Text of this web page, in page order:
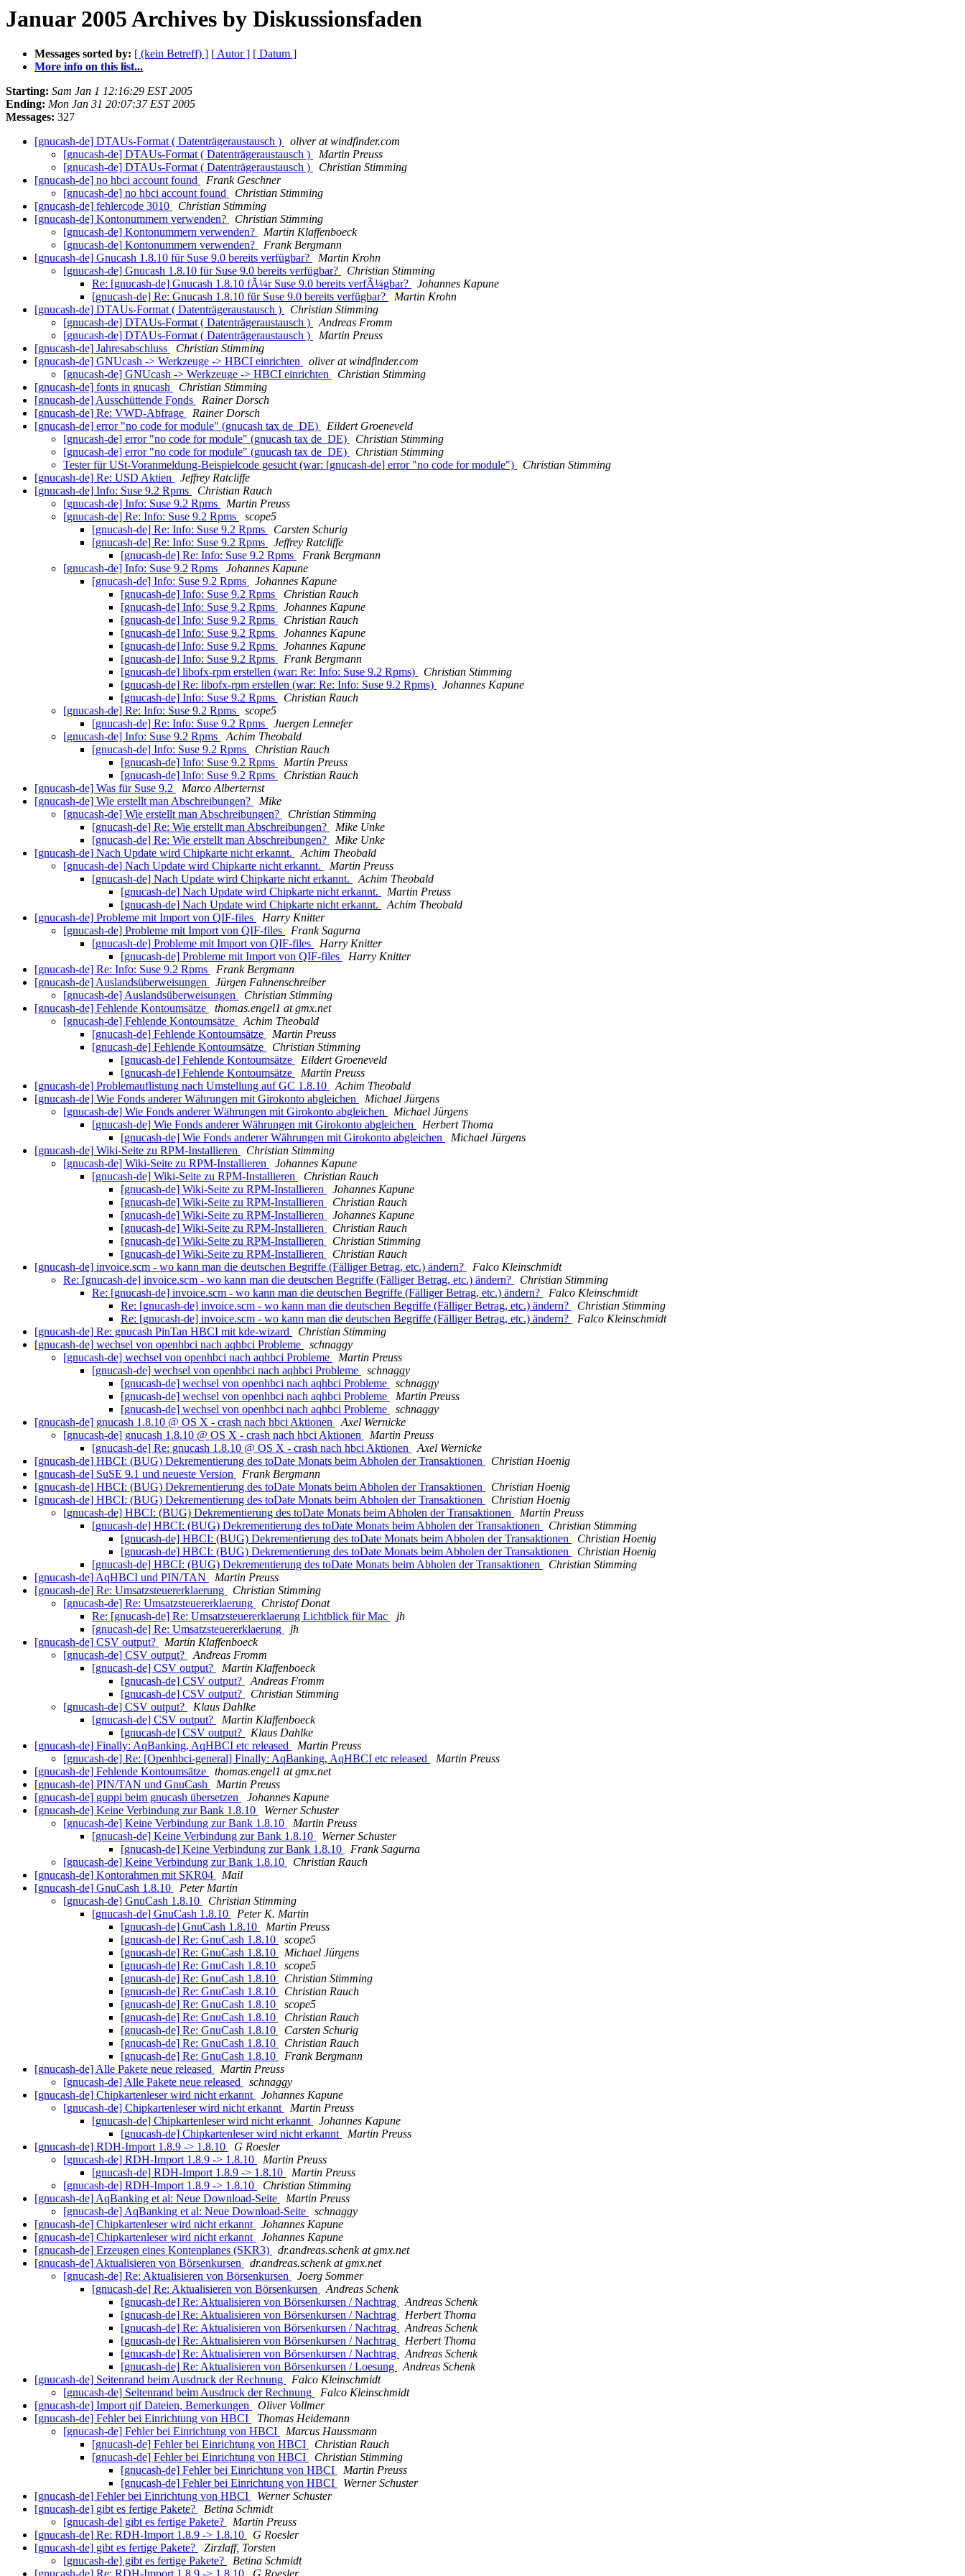
Januar 2005 Archives by Diskussionsfaden
Messages sorted by: [ (kein Betreff) ] [ Autor ] [ Datum ]
More info on this list...
Starting: Sam Jan 1 12:16:29 EST 2005
Ending: Mon Jan 31 20:07:37 EST 2005
Messages: 327
[gnucash-de] DTAUs-Format ( Datenträgeraustausch )
oliver at windfinder.com
[gnucash-de] DTAUs-Format ( Datenträgeraustausch )
Martin Preuss
[gnucash-de] DTAUs-Format ( Datenträgeraustausch )
Christian Stimming
[gnucash-de] no hbci account found
Frank Geschner
[gnucash-de] no hbci account found
Christian Stimming
[gnucash-de] fehlercode 3010
Christian Stimming
[gnucash-de] Kontonummern verwenden?
Christian Stimming
[gnucash-de] Kontonummern verwenden?
Martin Klaffenboeck
[gnucash-de] Kontonummern verwenden?
Frank Bergmann
[gnucash-de] Gnucash 1.8.10 für Suse 9.0 bereits verfügbar?
Martin Krohn
[gnucash-de] Gnucash 1.8.10 für Suse 9.0 bereits verfügbar?
Christian Stimming
Re: [gnucash-de] Gnucash 1.8.10 fÃ¼r Suse 9.0 bereits verfÃ¼gbar?
Johannes Kapune
[gnucash-de] Re: Gnucash 1.8.10 für Suse 9.0 bereits verfügbar?
Martin Krohn
[gnucash-de] DTAUs-Format ( Datenträgeraustausch )
Christian Stimming
[gnucash-de] DTAUs-Format ( Datenträgeraustausch )
Andreas Fromm
[gnucash-de] DTAUs-Format ( Datenträgeraustausch )
Martin Preuss
[gnucash-de] Jahresabschluss
Christian Stimming
[gnucash-de] GNUcash -> Werkzeuge -> HBCI einrichten
oliver at windfinder.com
[gnucash-de] GNUcash -> Werkzeuge -> HBCI einrichten
Christian Stimming
[gnucash-de] fonts in gnucash
Christian Stimming
[gnucash-de] Ausschüttende Fonds
Rainer Dorsch
[gnucash-de] Re: VWD-Abfrage
Rainer Dorsch
[gnucash-de] error "no code for module" (gnucash tax de_DE)
Eildert Groeneveld
[gnucash-de] error "no code for module" (gnucash tax de_DE)
Christian Stimming
[gnucash-de] error "no code for module" (gnucash tax de_DE)
Christian Stimming
Tester für USt-Voranmeldung-Beispielcode gesucht (war: [gnucash-de] error "no code for module")
Christian Stimming
[gnucash-de] Re: USD Aktien
Jeffrey Ratcliffe
[gnucash-de] Info: Suse 9.2 Rpms
Christian Rauch
[gnucash-de] Info: Suse 9.2 Rpms
Martin Preuss
[gnucash-de] Re: Info: Suse 9.2 Rpms
scope5
[gnucash-de] Re: Info: Suse 9.2 Rpms
Carsten Schurig
[gnucash-de] Re: Info: Suse 9.2 Rpms
Jeffrey Ratcliffe
[gnucash-de] Re: Info: Suse 9.2 Rpms
Frank Bergmann
[gnucash-de] Info: Suse 9.2 Rpms
Johannes Kapune
[gnucash-de] Info: Suse 9.2 Rpms
Johannes Kapune
[gnucash-de] Info: Suse 9.2 Rpms
Christian Rauch
[gnucash-de] Info: Suse 9.2 Rpms
Johannes Kapune
[gnucash-de] Info: Suse 9.2 Rpms
Christian Rauch
[gnucash-de] Info: Suse 9.2 Rpms
Johannes Kapune
[gnucash-de] Info: Suse 9.2 Rpms
Johannes Kapune
[gnucash-de] Info: Suse 9.2 Rpms
Frank Bergmann
[gnucash-de] libofx-rpm erstellen (war: Re: Info: Suse 9.2 Rpms)
Christian Stimming
[gnucash-de] Re: libofx-rpm erstellen (war: Re: Info: Suse 9.2 Rpms)
Johannes Kapune
[gnucash-de] Info: Suse 9.2 Rpms
Christian Rauch
[gnucash-de] Re: Info: Suse 9.2 Rpms
scope5
[gnucash-de] Re: Info: Suse 9.2 Rpms
Juergen Lennefer
[gnucash-de] Info: Suse 9.2 Rpms
Achim Theobald
[gnucash-de] Info: Suse 9.2 Rpms
Christian Rauch
[gnucash-de] Info: Suse 9.2 Rpms
Martin Preuss
[gnucash-de] Info: Suse 9.2 Rpms
Christian Rauch
[gnucash-de] Was für Suse 9.2
Marco Alberternst
[gnucash-de] Wie erstellt man Abschreibungen?
Mike
[gnucash-de] Wie erstellt man Abschreibungen?
Christian Stimming
[gnucash-de] Re: Wie erstellt man Abschreibungen?
Mike Unke
[gnucash-de] Re: Wie erstellt man Abschreibungen?
Mike Unke
[gnucash-de] Nach Update wird Chipkarte nicht erkannt.
Achim Theobald
[gnucash-de] Nach Update wird Chipkarte nicht erkannt.
Martin Preuss
[gnucash-de] Nach Update wird Chipkarte nicht erkannt.
Achim Theobald
[gnucash-de] Nach Update wird Chipkarte nicht erkannt.
Martin Preuss
[gnucash-de] Nach Update wird Chipkarte nicht erkannt.
Achim Theobald
[gnucash-de] Probleme mit Import von QIF-files
Harry Knitter
[gnucash-de] Probleme mit Import von QIF-files
Frank Sagurna
[gnucash-de] Probleme mit Import von QIF-files
Harry Knitter
[gnucash-de] Probleme mit Import von QIF-files
Harry Knitter
[gnucash-de] Re: Info: Suse 9.2 Rpms
Frank Bergmann
[gnucash-de] Auslandsüberweisungen
Jürgen Fahnenschreiber
[gnucash-de] Auslandsüberweisungen
Christian Stimming
[gnucash-de] Fehlende Kontoumsätze
thomas.engel1 at gmx.net
[gnucash-de] Fehlende Kontoumsätze
Achim Theobald
[gnucash-de] Fehlende Kontoumsätze
Martin Preuss
[gnucash-de] Fehlende Kontoumsätze
Christian Stimming
[gnucash-de] Fehlende Kontoumsätze
Eildert Groeneveld
[gnucash-de] Fehlende Kontoumsätze
Martin Preuss
[gnucash-de] Problemauflistung nach Umstellung auf GC 1.8.10
Achim Theobald
[gnucash-de] Wie Fonds anderer Währungen mit Girokonto abgleichen
Michael Jürgens
[gnucash-de] Wie Fonds anderer Währungen mit Girokonto abgleichen
Michael Jürgens
[gnucash-de] Wie Fonds anderer Währungen mit Girokonto abgleichen
Herbert Thoma
[gnucash-de] Wie Fonds anderer Währungen mit Girokonto abgleichen
Michael Jürgens
[gnucash-de] Wiki-Seite zu RPM-Installieren
Christian Stimming
[gnucash-de] Wiki-Seite zu RPM-Installieren
Johannes Kapune
[gnucash-de] Wiki-Seite zu RPM-Installieren
Christian Rauch
[gnucash-de] Wiki-Seite zu RPM-Installieren
Johannes Kapune
[gnucash-de] Wiki-Seite zu RPM-Installieren
Christian Rauch
[gnucash-de] Wiki-Seite zu RPM-Installieren
Johannes Kapune
[gnucash-de] Wiki-Seite zu RPM-Installieren
Christian Rauch
[gnucash-de] Wiki-Seite zu RPM-Installieren
Christian Stimming
[gnucash-de] Wiki-Seite zu RPM-Installieren
Christian Rauch
[gnucash-de] invoice.scm - wo kann man die deutschen Begriffe (Fälliger Betrag, etc.) ändern?
Falco Kleinschmidt
Re: [gnucash-de] invoice.scm - wo kann man die deutschen Begriffe (Fälliger Betrag, etc.) ändern?
Christian Stimming
Re: [gnucash-de] invoice.scm - wo kann man die deutschen Begriffe (Fälliger Betrag, etc.) ändern?
Falco Kleinschmidt
Re: [gnucash-de] invoice.scm - wo kann man die deutschen Begriffe (Fälliger Betrag, etc.) ändern?
Christian Stimming
Re: [gnucash-de] invoice.scm - wo kann man die deutschen Begriffe (Fälliger Betrag, etc.) ändern?
Falco Kleinschmidt
[gnucash-de] Re: gnucash PinTan HBCI mit kde-wizard
Christian Stimming
[gnucash-de] wechsel von openhbci nach aqhbci Probleme
schnaggy
[gnucash-de] wechsel von openhbci nach aqhbci Probleme
Martin Preuss
[gnucash-de] wechsel von openhbci nach aqhbci Probleme
schnaggy
[gnucash-de] wechsel von openhbci nach aqhbci Probleme
schnaggy
[gnucash-de] wechsel von openhbci nach aqhbci Probleme
Martin Preuss
[gnucash-de] wechsel von openhbci nach aqhbci Probleme
schnaggy
[gnucash-de] gnucash 1.8.10 @ OS X - crash nach hbci Aktionen
Axel Wernicke
[gnucash-de] gnucash 1.8.10 @ OS X - crash nach hbci Aktionen
Martin Preuss
[gnucash-de] Re: gnucash 1.8.10 @ OS X - crash nach hbci Aktionen
Axel Wernicke
[gnucash-de] HBCI: (BUG) Dekrementierung des toDate Monats beim Abholen der Transaktionen
Christian Hoenig
[gnucash-de] SuSE 9.1 und neueste Version
Frank Bergmann
[gnucash-de] HBCI: (BUG) Dekrementierung des toDate Monats beim Abholen der Transaktionen
Christian Hoenig
[gnucash-de] HBCI: (BUG) Dekrementierung des toDate Monats beim Abholen der Transaktionen
Christian Hoenig
[gnucash-de] HBCI: (BUG) Dekrementierung des toDate Monats beim Abholen der Transaktionen
Martin Preuss
[gnucash-de] HBCI: (BUG) Dekrementierung des toDate Monats beim Abholen der Transaktionen
Christian Stimming
[gnucash-de] HBCI: (BUG) Dekrementierung des toDate Monats beim Abholen der Transaktionen
Christian Hoenig
[gnucash-de] HBCI: (BUG) Dekrementierung des toDate Monats beim Abholen der Transaktionen
Christian Hoenig
[gnucash-de] HBCI: (BUG) Dekrementierung des toDate Monats beim Abholen der Transaktionen
Christian Stimming
[gnucash-de] AqHBCI und PIN/TAN
Martin Preuss
[gnucash-de] Re: Umsatzsteuererklaerung
Christian Stimming
[gnucash-de] Re: Umsatzsteuererklaerung
Christof Donat
Re: [gnucash-de] Re: Umsatzsteuererklaerung Lichtblick für Mac
jh
[gnucash-de] Re: Umsatzsteuererklaerung
jh
[gnucash-de] CSV output?
Martin Klaffenboeck
[gnucash-de] CSV output?
Andreas Fromm
[gnucash-de] CSV output?
Martin Klaffenboeck
[gnucash-de] CSV output?
Andreas Fromm
[gnucash-de] CSV output?
Christian Stimming
[gnucash-de] CSV output?
Klaus Dahlke
[gnucash-de] CSV output?
Martin Klaffenboeck
[gnucash-de] CSV output?
Klaus Dahlke
[gnucash-de] Finally: AqBanking, AqHBCI etc released
Martin Preuss
[gnucash-de] Re: [Openhbci-general] Finally: AqBanking, AqHBCI etc released
Martin Preuss
[gnucash-de] Fehlende Kontoumsätze
thomas.engel1 at gmx.net
[gnucash-de] PIN/TAN und GnuCash
Martin Preuss
[gnucash-de] guppi beim gnucash übersetzen
Johannes Kapune
[gnucash-de] Keine Verbindung zur Bank 1.8.10
Werner Schuster
[gnucash-de] Keine Verbindung zur Bank 1.8.10
Martin Preuss
[gnucash-de] Keine Verbindung zur Bank 1.8.10
Werner Schuster
[gnucash-de] Keine Verbindung zur Bank 1.8.10
Frank Sagurna
[gnucash-de] Keine Verbindung zur Bank 1.8.10
Christian Rauch
[gnucash-de] Kontorahmen mit SKR04
Mail
[gnucash-de] GnuCash 1.8.10
Peter Martin
[gnucash-de] GnuCash 1.8.10
Christian Stimming
[gnucash-de] GnuCash 1.8.10
Peter K. Martin
[gnucash-de] GnuCash 1.8.10
Martin Preuss
[gnucash-de] Re: GnuCash 1.8.10
scope5
[gnucash-de] Re: GnuCash 1.8.10
Michael Jürgens
[gnucash-de] Re: GnuCash 1.8.10
scope5
[gnucash-de] Re: GnuCash 1.8.10
Christian Stimming
[gnucash-de] Re: GnuCash 1.8.10
Christian Rauch
[gnucash-de] Re: GnuCash 1.8.10
scope5
[gnucash-de] Re: GnuCash 1.8.10
Christian Rauch
[gnucash-de] Re: GnuCash 1.8.10
Carsten Schurig
[gnucash-de] Re: GnuCash 1.8.10
Christian Rauch
[gnucash-de] Re: GnuCash 1.8.10
Frank Bergmann
[gnucash-de] Alle Pakete neue released
Martin Preuss
[gnucash-de] Alle Pakete neue released
schnaggy
[gnucash-de] Chipkartenleser wird nicht erkannt
Johannes Kapune
[gnucash-de] Chipkartenleser wird nicht erkannt
Martin Preuss
[gnucash-de] Chipkartenleser wird nicht erkannt
Johannes Kapune
[gnucash-de] Chipkartenleser wird nicht erkannt
Martin Preuss
[gnucash-de] RDH-Import 1.8.9 -> 1.8.10
G Roesler
[gnucash-de] RDH-Import 1.8.9 -> 1.8.10
Martin Preuss
[gnucash-de] RDH-Import 1.8.9 -> 1.8.10
Martin Preuss
[gnucash-de] RDH-Import 1.8.9 -> 1.8.10
Christian Stimming
[gnucash-de] AqBanking et al: Neue Download-Seite
Martin Preuss
[gnucash-de] AqBanking et al: Neue Download-Seite
schnaggy
[gnucash-de] Chipkartenleser wird nicht erkannt
Johannes Kapune
[gnucash-de] Chipkartenleser wird nicht erkannt
Johannes Kapune
[gnucash-de] Erzeugen eines Kontenplanes (SKR3)
dr.andreas.schenk at gmx.net
[gnucash-de] Aktualisieren von Börsenkursen
dr.andreas.schenk at gmx.net
[gnucash-de] Re: Aktualisieren von Börsenkursen
Joerg Sommer
[gnucash-de] Re: Aktualisieren von Börsenkursen
Andreas Schenk
[gnucash-de] Re: Aktualisieren von Börsenkursen / Nachtrag
Andreas Schenk
[gnucash-de] Re: Aktualisieren von Börsenkursen / Nachtrag
Herbert Thoma
[gnucash-de] Re: Aktualisieren von Börsenkursen / Nachtrag
Andreas Schenk
[gnucash-de] Re: Aktualisieren von Börsenkursen / Nachtrag
Herbert Thoma
[gnucash-de] Re: Aktualisieren von Börsenkursen / Nachtrag
Andreas Schenk
[gnucash-de] Re: Aktualisieren von Börsenkursen / Loesung
Andreas Schenk
[gnucash-de] Seitenrand beim Ausdruck der Rechnung
Falco Kleinschmidt
[gnucash-de] Seitenrand beim Ausdruck der Rechnung
Falco Kleinschmidt
[gnucash-de] Import qif Dateien, Bemerkungen
Oliver Vollmer
[gnucash-de] Fehler bei Einrichtung von HBCI
Thomas Heidemann
[gnucash-de] Fehler bei Einrichtung von HBCI
Marcus Haussmann
[gnucash-de] Fehler bei Einrichtung von HBCI
Christian Rauch
[gnucash-de] Fehler bei Einrichtung von HBCI
Christian Stimming
[gnucash-de] Fehler bei Einrichtung von HBCI
Martin Preuss
[gnucash-de] Fehler bei Einrichtung von HBCI
Werner Schuster
[gnucash-de] Fehler bei Einrichtung von HBCI
Werner Schuster
[gnucash-de] gibt es fertige Pakete?
Betina Schmidt
[gnucash-de] gibt es fertige Pakete?
Martin Preuss
[gnucash-de] Re: RDH-Import 1.8.9 -> 1.8.10
G Roesler
[gnucash-de] gibt es fertige Pakete?
Zirzlaff, Torsten
[gnucash-de] gibt es fertige Pakete?
Betina Schmidt